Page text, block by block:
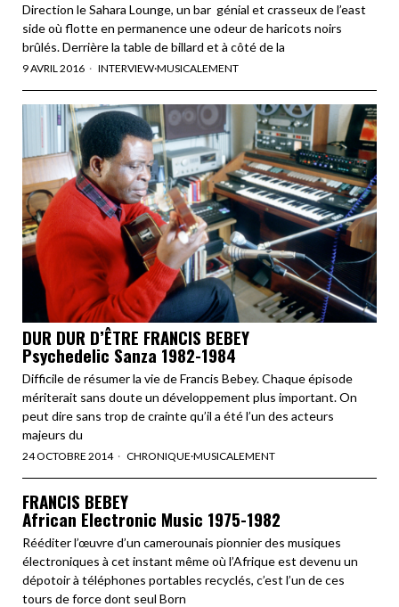
Direction le Sahara Lounge, un bar génial et crasseux de l’east
side où flotte en permanence une odeur de haricots noirs
brûlés. Derrière la table de billard et à côté de la
9 AVRIL 2016 INTERVIEW·MUSICALEMENT
DUR DUR D’ÊTRE FRANCIS BEBEY
Psychedelic Sanza 1982-1984
Difficile de résumer la vie de Francis Bebey. Chaque épisode
mériterait sans doute un développement plus important. On
peut dire sans trop de crainte qu’il a été l’un des acteurs
majeurs du
24 OCTOBRE 2014 CHRONIQUE·MUSICALEMENT
FRANCIS BEBEY
African Electronic Music 1975-1982
Rééditer l’œuvre d’un camerounais pionnier des musiques
électroniques à cet instant même où l’Afrique est devenu un
dépotoir à téléphones portables recyclés, c’est l’un de ces
tours de force dont seul Born